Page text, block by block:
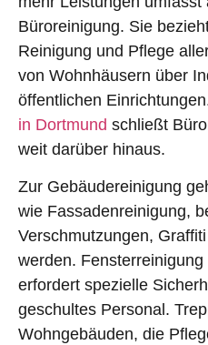
Büroreinigung. Sie
Reinigung und Pflege
von Wohnhäusern über
öffentlichen
in Dortmund schließt
weit darüber hinaus.
Zur Gebäudereinigung
wie Fassadenreinigung,
Verschmutzungen,
werden.
erfordert spezielle
geschultes Personal.
Wohngebäuden, die